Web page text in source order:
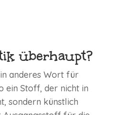
überhaupt?
anderes Wort für
ein Stoff, der nicht in
sondern künstlich